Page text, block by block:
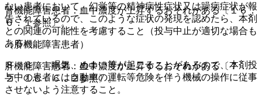
腎機能障害患者：血中濃度が上昇するおそれがある〔１６．
６．１参照〕。
（肝機能障害患者）
肝機能障害患者：血中濃度が上昇するおそれがある〔７．
２、１６．６．２参照〕。
ない患者において、幻覚等の精神病性症状又は躁病症状が報
告されているので、このような症状の発現を認めたら、本剤
との関連の可能性を考慮すること（投与中止が適切な場合も
ある）。
８．６． 眠気、めまい等が起こることがあるので、本剤投
与中の患者には自動車の運転等危険を伴う機械の操作に従事
させないよう注意すること。